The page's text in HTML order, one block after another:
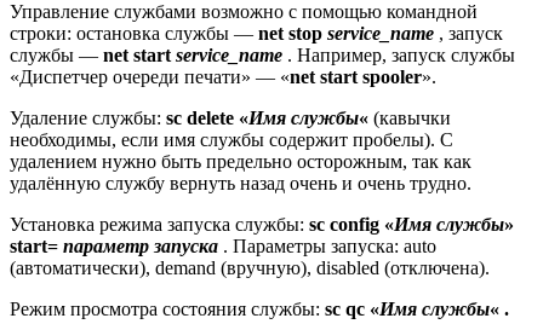
Управление службами возможно с помощью командной
строки: остановка службы — net stop service_name , запуск
службы — net start service_name . Например, запуск службы
«Диспетчер очереди печати» — «net start spooler».
Удаление службы: sc delete «Имя службы« (кавычки
необходимы, если имя службы содержит пробелы). С
удалением нужно быть предельно осторожным, так как
удалённую службу вернуть назад очень и очень трудно.
Установка режима запуска службы: sc config «Имя службы»
start= параметр запуска . Параметры запуска: auto
(автоматически), demand (вручную), disabled (отключена).
Режим просмотра состояния службы: sc qc «Имя службы« .